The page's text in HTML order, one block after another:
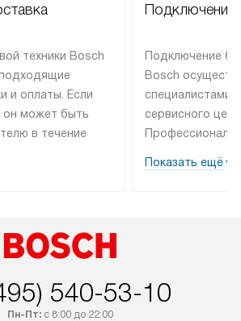
техники Bosch
и оплаты. Если
он может быть
в течение
бесплатно
Подключение
Подключение
Bosch
специалистами
сервисного
эксплуатации
Показать ещё
540-53-10
Пн-Пт:с 8:00 до 22:00